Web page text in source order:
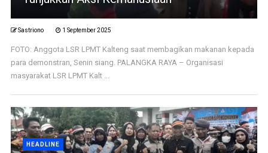
Sastriono 1 September 2025
FOTO: Anggota LSR LPMT Kalteng saat membagikan makanan kepada
para demonstran, Senin siang. PALANGKA RAYA – Organisasi
masyarakat LSR LPMT Kalt ...
HEADLINE